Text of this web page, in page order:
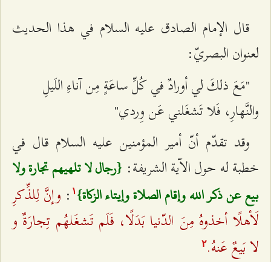
قال الإمام الصادق عليه السلام في هذا الحديث
لعنوان البصريّ:
"مَعَ ذلكَ لي أورادٌ في كُلِّ ساعَةٍ مِن آناءِ اللَيلِ
والنَّهارِ، فَلا تَشغَلني عَن وِردي"
وقد تقدّم أنّ أمير المؤمنين عليه السلام قال في
خطبة له حول الآية الشريفة: {رجال لا تلهيهم تجارة ولا
بيع عن ذكر الله وإقام الصلاة وإيتاء الزكاة}۱ : وإنَّ لِلذِّكرِ
لَأهلًا أخذوهُ مِنَ الدّنيا بَدَلًا، فَلَم تَشغَلهُم تِجارَةٌ و
لا بَيعٌ عَنهُ.٢